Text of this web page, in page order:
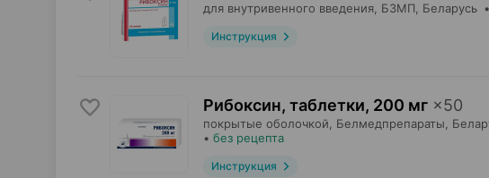
для внутривенного введения, БЗМП , Беларусь •
Инструкция
Рибоксин, таблетки, 200 мг ×50
покрытые оболочкой, Белмедпрепараты ,
• без рецепта
Инструкция